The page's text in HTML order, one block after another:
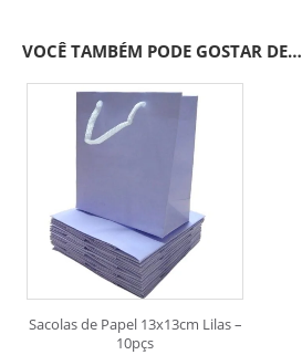
VOCÊ TAMBÉM PODE GOSTAR DE…
Sacolas de Papel 13x13cm Lilas –
10pçs